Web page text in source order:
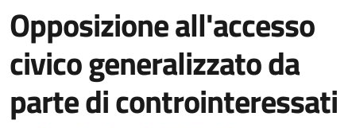
Opposizione all'accesso
civico generalizzato da
parte di controinteressati